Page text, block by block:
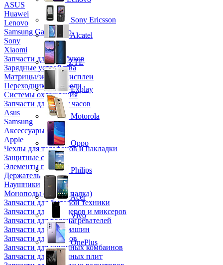
ASUS
Huawei
Lenovo
Samsung Galaxy Tab
Sony
Xiaomi
Запчасти для ноутбуков
Зарядные устройства
Матрицы/экраны/дисплеи
Переходники и кабели
Системы охлаждения
Запчасти для смарт часов
Asus
Samsung
Аксессуары
Apple
Чехлы для телефонов и накладки
Защитные стекла
Элементы питания
Держатель
Наушники
Моноподы (Селфи палка)
Запчасти для бытовой техники
Запчасти для блендеров и миксеров
Запчасти для водонагревателей
Запчасти для кофемашин
Запчасти для кулеров
Запчасти для кухонных комбаинов
Запчасти для кухонных плит
Sony Ericsson
Alcatel
ZTE
Explay
Motorola
Oppo
Philips
Acer
Vivo
OnePlus